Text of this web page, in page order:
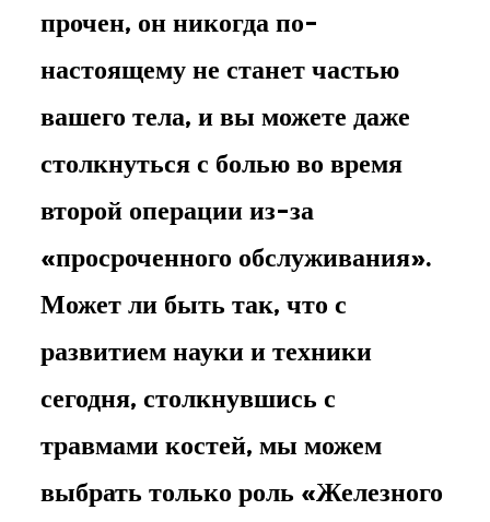
прочен, он никогда по-
настоящему не станет частью
вашего тела, и вы можете даже
столкнуться с болью во время
второй операции из-за
«просроченного обслуживания».
Может ли быть так, что с
развитием науки и техники
сегодня, столкнувшись с
травмами костей, мы можем
выбрать только роль «Железного